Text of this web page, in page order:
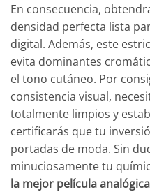
En consecuencia,
densidad perfecta lista
digital. Además, este
evita dominantes
el tono cutáneo. Por
consistencia visual,
totalmente limpios y
certificarás que tu
portadas de moda. Sin
minuciosamente tu
la mejor película